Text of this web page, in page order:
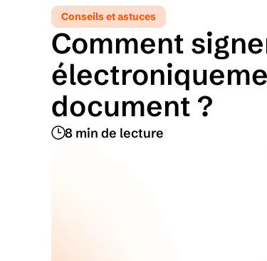
Conseils et astuces
Comment
document ?
8 min de lecture